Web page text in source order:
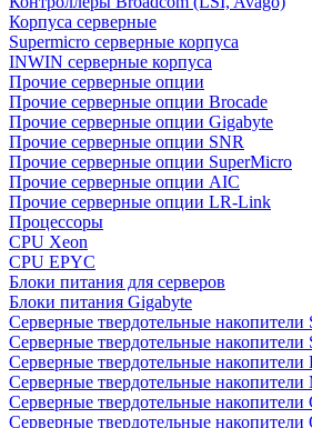
Корпуса серверные
Supermicro серверные корпуса
INWIN серверные корпуса
Прочие серверные опции
Прочие серверные опции Brocade
Прочие серверные опции Gigabyte
Прочие серверные опции SNR
Прочие серверные опции SuperMicro
Прочие серверные опции AIC
Прочие серверные опции LR-Link
Процессоры
CPU Xeon
CPU EPYC
Блоки питания для серверов
Блоки питания Gigabyte
Серверные твердотельные накопители
Cерверные твердотельные накопители
Cерверные твердотельные
Cерверные твердотельные накопители
Cерверные твердотельные накопители
Серверные твердотельные накопители